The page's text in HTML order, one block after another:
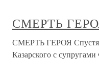
СМЕРТЬ
СМЕРТЬ ГЕРОЯ Спустя
Казарского с